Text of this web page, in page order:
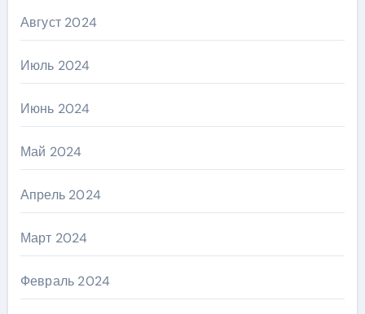
Август 2024
Июль 2024
Июнь 2024
Май 2024
Апрель 2024
Март 2024
Февраль 2024